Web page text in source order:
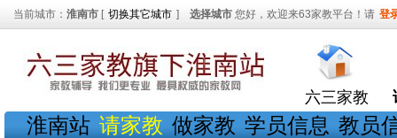
当前城市： 淮南市 [ 切换其它城市 ] 选择城市 您好，欢迎来63家教平台！请 登
六三家教
淮南站 请家教 做家教 学员信息 教员